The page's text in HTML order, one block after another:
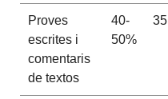
Proves
escrites i
comentaris
de textos
40-
50%
35